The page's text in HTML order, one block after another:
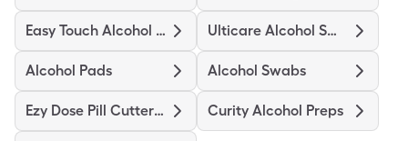
Easy Touch Alcohol Prep Medium Ulticare Alcohol Swabs
Alcohol Pads Alcohol Swabs
Ezy Dose Pill Cutter Original Curity Alcohol Preps